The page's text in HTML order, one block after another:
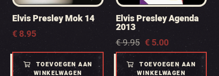
Elvis Presley Mok 14
€8.95
TOEVOEGEN AAN
WINKELWAGEN
Elvis Presley Agenda
2013
€9.95
Oorspronkelijke
prijs
was:
€ 9.95.
€5.00
Huidige
prijs
€ 5.00.
TOEVOEGEN AAN
WINKELWAGEN